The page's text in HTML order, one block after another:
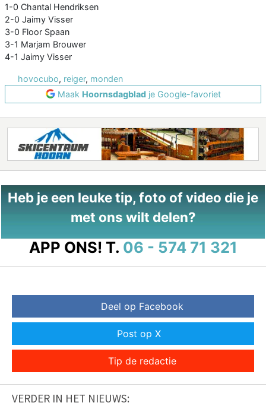
1-0 Chantal Hendriksen
2-0 Jaimy Visser
3-0 Floor Spaan
3-1 Marjam Brouwer
4-1 Jaimy Visser
hovocubo, reiger, monden
Maak Hoornsdagbladje Google-favoriet
Heb je een leuke tip, foto of video die je
met ons wilt delen?
APP ONS! T. 06 - 574 71 321
Deel op Facebook
Post op X
Tip de redactie
VERDER IN HET NIEUWS: